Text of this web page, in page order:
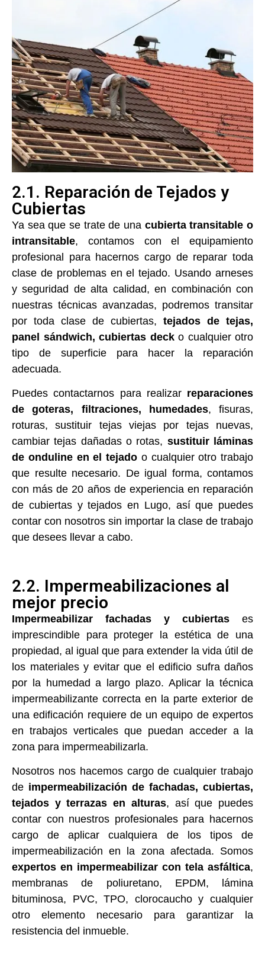
2.1. Reparación de Tejados y
Cubiertas
Ya sea que se trate de una cubierta transitable o
intransitable, contamos con el equipamiento
profesional para hacernos cargo de reparar toda
clase de problemas en el tejado. Usando arneses
y seguridad de alta calidad, en combinación con
nuestras técnicas avanzadas, podremos transitar
por toda clase de cubiertas, tejados de tejas,
panel sándwich, cubiertas decko cualquier otro
tipo de superficie para hacer la reparación
adecuada.
Puedes contactarnos para realizarreparaciones
de goteras, filtraciones, humedades, fisuras,
roturas, sustituir tejas viejas por tejas nuevas,
cambiar tejas dañadas o rotas, sustituir láminas
de onduline en el tejado o cualquier otro trabajo
que resulte necesario. De igual forma, contamos
con más de 20 años de experiencia en reparación
de cubiertas y tejados en Lugo, así que puedes
contar con nosotros sin importar la clase de trabajo
que desees llevar a cabo.
2.2. Impermeabilizaciones al
mejor precio
Impermeabilizar fachadas y cubiertas es
imprescindible para proteger la estética de una
propiedad, al igual que para extender la vida útil de
los materiales y evitar que el edificio sufra daños
por la humedad a largo plazo. Aplicar la técnica
impermeabilizante correcta en la parte exterior de
una edificación requiere de un equipo de expertos
en trabajos verticales que puedan acceder a la
zona para impermeabilizarla.
Nosotros nos hacemos cargo de cualquier trabajo
de impermeabilización de fachadas, cubiertas,
tejados y terrazas en alturas, así que puedes
contar con nuestros profesionales para hacernos
cargo de aplicar cualquiera de los tipos de
impermeabilización en la zona afectada. Somos
expertos en impermeabilizar con tela asfáltica,
membranas de poliuretano, EPDM, lámina
bituminosa, PVC, TPO, clorocaucho y cualquier
otro elemento necesario para garantizar la
resistencia del inmueble.